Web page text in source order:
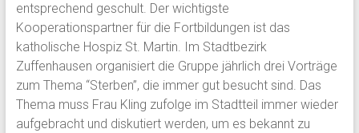
entsprechend geschult. Der wichtigste
Kooperationspartner für die Fortbildungen ist das
katholische Hospiz St. Martin. Im Stadtbezirk
Zuffenhausen organisiert die Gruppe jährlich drei Vorträge
zum Thema “Sterben”, die immer gut besucht sind. Das
Thema muss Frau Kling zufolge im Stadtteil immer wieder
aufgebracht und diskutiert werden, um es bekannt zu